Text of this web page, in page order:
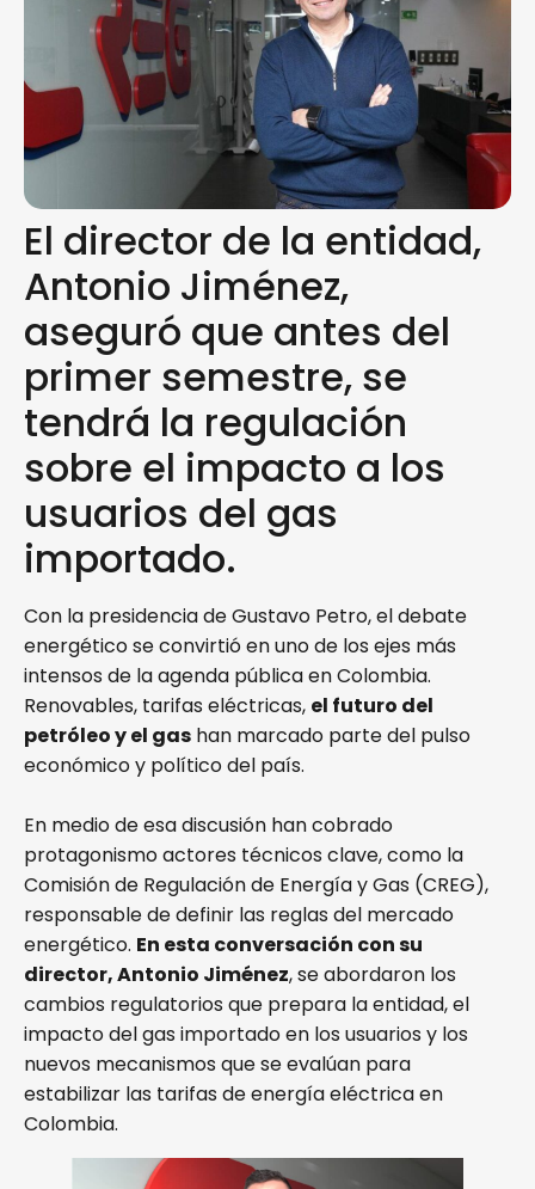
El director de la entidad,
Antonio Jiménez,
aseguró que antes del
primer semestre, se
tendrá la regulación
sobre el impacto a los
usuarios del gas
importado.
Con la presidencia de Gustavo Petro, el debate
energético se convirtió en uno de los ejes más
intensos de la agenda pública en Colombia.
Renovables, tarifas eléctricas, el futuro del
petróleo y el gas han marcado parte del pulso
económico y político del país.
En medio de esa discusión han cobrado
protagonismo actores técnicos clave, como la
Comisión de Regulación de Energía y Gas (CREG),
responsable de definir las reglas del mercado
energético. En esta conversación con su
director, Antonio Jiménez, se abordaron los
cambios regulatorios que prepara la entidad, el
impacto del gas importado en los usuarios y los
nuevos mecanismos que se evalúan para
estabilizar las tarifas de energía eléctrica en
Colombia.